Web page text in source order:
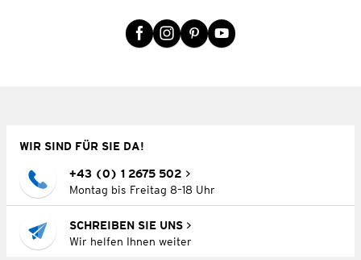
WIR SIND FÜR SIE DA!
+43 (0) 1 2675 502
Montag bis Freitag 8–18 Uhr
SCHREIBEN SIE UNS
Wir helfen Ihnen weiter